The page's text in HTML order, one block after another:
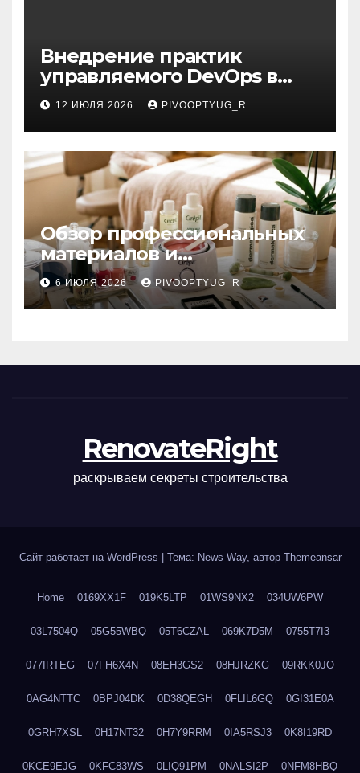
Внедрение практик
управляемого DevOps в
корпоративную ИТ-
инфраструктуру
12 ИЮЛЯ 2026 PIVOOPTYUG_R
Обзор профессиональных
материалов и
инструментов для
маникюра, депиляции,
наращивания ресниц и
6 ИЮЛЯ 2026 PIVOOPTYUG_R
RenovateRight
раскрываем секреты строительства
Сайт работает на WordPress Тема: News Way, автор Themeansar
Home 0169XX1F 019K5LTP 01WS9NX2 034UW6PW
03L7504Q 05G55WBQ 05T6CZAL 069K7D5M 0755T7I3
077IRTEG 07FH6X4N 08EH3GS2 08HJRZKG 09RKK0JO
0AG4NTTC 0BPJ04DK 0D38QEGH 0FLIL6GQ 0GI31E0A
0GRH7XSL 0H17NT32 0H7Y9RRM 0IA5RSJ3 0K8I19RD
0KCE9EJG 0KFC83WS 0LIQ91PM 0NALSI2P 0NFM8HBQ